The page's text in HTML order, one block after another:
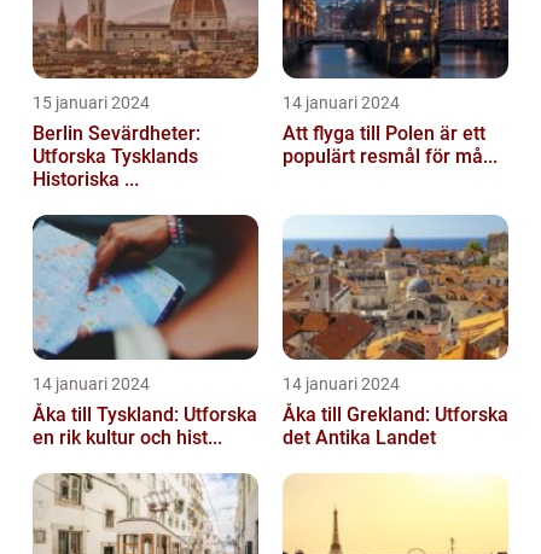
15 januari 2024
Berlin Sevärdheter:
Utforska Tysklands
Historiska ...
14 januari 2024
Att flyga till Polen är ett
populärt resmål för må...
14 januari 2024
Åka till Tyskland: Utforska
en rik kultur och hist...
14 januari 2024
Åka till Grekland: Utforska
det Antika Landet